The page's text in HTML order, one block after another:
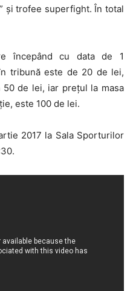
și trofee superfight. În total
începând cu data de 1
tribună este de 20 de lei,
de lei, iar prețul la masa
este 100 de lei.
2017 la Sala Sporturilor